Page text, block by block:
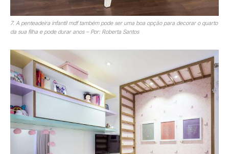
7. A penteadeira infantil mdf também pode ser uma boa opção para decorar o quarto
da sua filha e pode durar anos – Por: Roberta Santos